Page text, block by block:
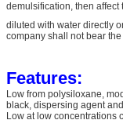
demulsification, then affect
diluted with water directly
company shall not bear
Features:
Low from polysiloxane,
black, dispersing agent
Low at low concentrations